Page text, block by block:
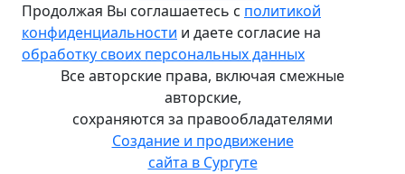
Продолжая Вы соглашаетесь с политикой
конфиденциальности и даете согласие на
обработку своих персональных данных
Все авторские права, включая смежные
авторские,
сохраняются за правообладателями
Создание и продвижение
сайта в Сургуте